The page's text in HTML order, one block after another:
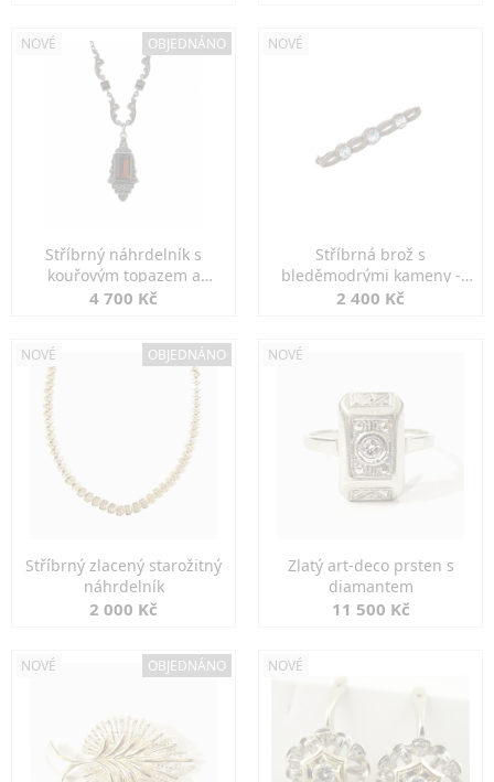
NOVÉ OBJEDNÁNO
Stříbrný náhrdelník s
kouřovým topazem a
markazity
4 700 Kč
NOVÉ
Stříbrná brož s
bleděmodrými kameny -
jemná elegance
2 400 Kč
NOVÉ OBJEDNÁNO
Stříbrný zlacený starožitný
náhrdelník
2 000 Kč
NOVÉ
Zlatý art-deco prsten s
diamantem
11 500 Kč
NOVÉ OBJEDNÁNO NOVÉ